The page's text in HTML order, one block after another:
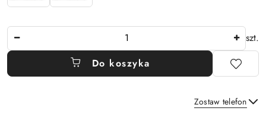
szt.
Do koszyka
Zostaw telefon